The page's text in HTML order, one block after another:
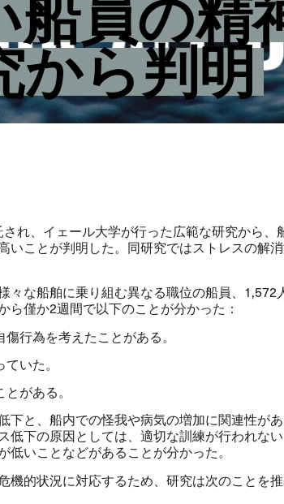
から判明
れ、 イェール大学が行った広範な研究から、
いことが判明した。同研究ではストレスの解
々な船舶に乗り組む異なる職位の船員、1,572
ら僅か2週間で以下のことが分かった：
行為を考えたことがある。
ていた。
がある。
下と、船内での怪我や病気の増加に関連性が
低下の原因としては、適切な訓練が行われな
低いことなどがあることが分かった。
機的状況に対応するため、研究は次のことを